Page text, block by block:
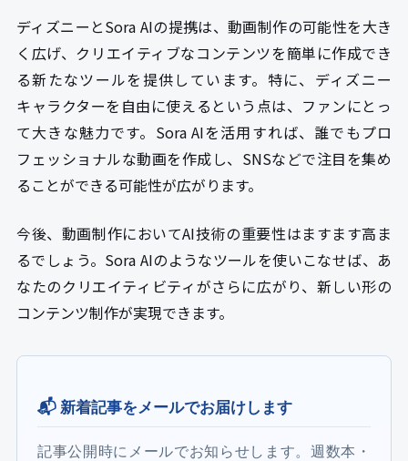
ディズニーとSora AIの提携は、動画制作の可能性を大き
く広げ、クリエイティブなコンテンツを簡単に作成でき
る新たなツールを提供しています。特に、ディズニー
キャラクターを自由に使えるという点は、ファンにとっ
て大きな魅力です。Sora AIを活用すれば、誰でもプロ
フェッショナルな動画を作成し、SNSなどで注目を集め
ることができる可能性が広がります。
今後、動画制作においてAI技術の重要性はますます高ま
るでしょう。Sora AIのようなツールを使いこなせば、あ
なたのクリエイティビティがさらに広がり、新しい形の
コンテンツ制作が実現できます。
📬 新着記事をメールでお届けします
記事公開時にメールでお知らせします。週数本・